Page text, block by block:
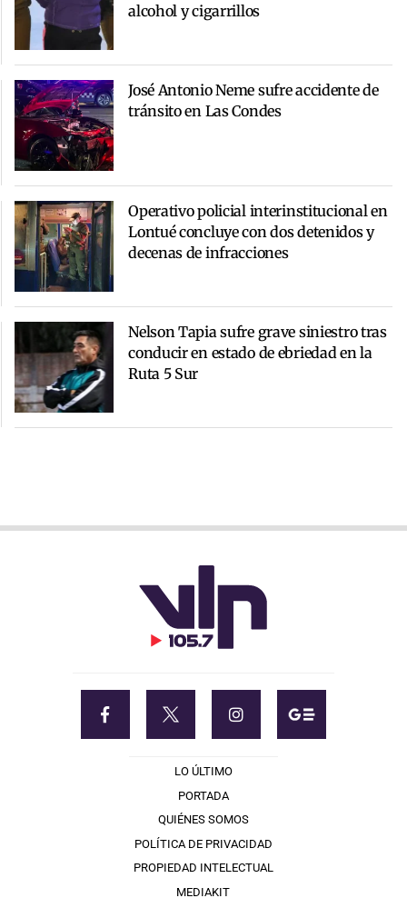
alcohol y cigarrillos
José Antonio Neme sufre accidente de
tránsito en Las Condes
Operativo policial interinstitucional en
Lontué concluye con dos detenidos y
decenas de infracciones
Nelson Tapia sufre grave siniestro tras
conducir en estado de ebriedad en la
Ruta 5 Sur
LO ÚLTIMO
PORTADA
QUIÉNES SOMOS
POLÍTICA DE PRIVACIDAD
PROPIEDAD INTELECTUAL
MEDIAKIT